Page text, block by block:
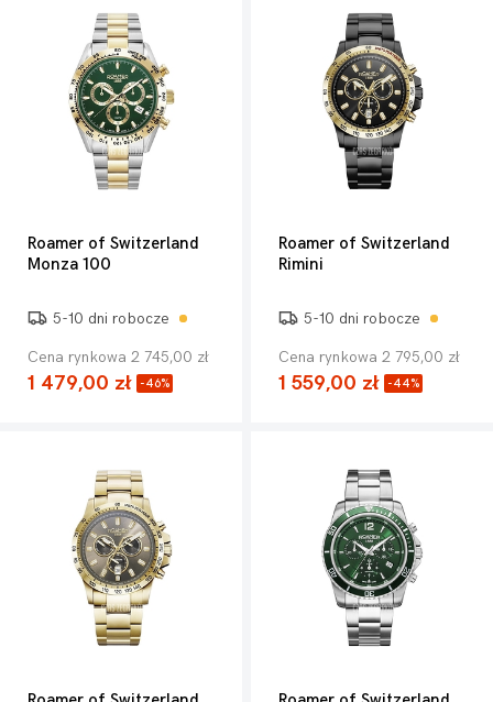
Roamer of Switzerland
Monza 100
5-10 dni robocze
Cena rynkowa 2 745,00 zł
1 479,00 zł -46%
Roamer of Switzerland
Rimini
5-10 dni robocze
Cena rynkowa 2 795,00 zł
1 559,00 zł -44%